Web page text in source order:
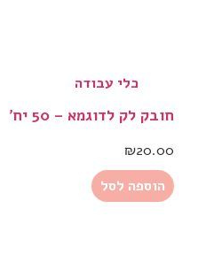
כלי עבודה
חובק לק לדוגמא – 50 יח’
₪20.00
הוספה לסל